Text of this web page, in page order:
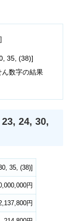
35, (38)]
ん数字の結果
24, 30,
, 35, (38)]
円
円